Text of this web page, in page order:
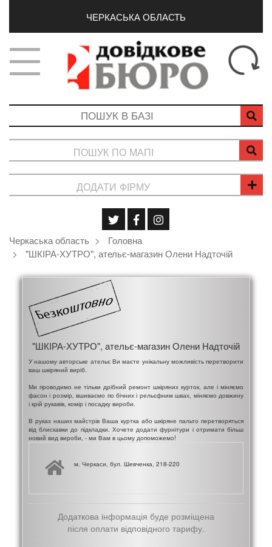
ЧЕРКАСЬКА ОБЛАСТЬ
ПОШУК ПО МАПІ
ДОДАТИ ФІРМУ
Черкаська область
Головна
"ШКІРА-ХУТРО", ательє-магазин Олени Надточій
"ШКІРА-ХУТРО", ательє-магазин Олени Надточій
У нашому авторське ательє Ви маєте унікальну можливість перетворити
ваш шкіряний виріб.
Ми проводимо не тільки дрібний ремонт шкіряних курток, але і міняємо
фасон і розмір, вшиваємо по бічних і рельєфним швах, міняємо довжину
і крій рукавів, комір і посадку вироби.
В руках наших майстрів Ваша куртка або шкіряне пальто перетворяться
від блискавки до підкладки. Хочете додати фурнітури і отримати більш
новий вид вироби, - ми Вам в цьому допоможемо!
м. Черкаси, бул. Шевченка, 218-220
Додаткова інформація буде розміщена
після оплати відповідного тарифу.